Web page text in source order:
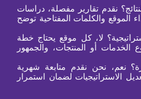
نقدم تقارير مفصلة، دراسات
الموقع والكلمات المفتاحية توضح
لا، كل موقع يحتاج خطة
أو المنتجات، والجمهور
نعم، نحن نقدم متابعة شهرية
الاستراتيجيات لضمان استمرار